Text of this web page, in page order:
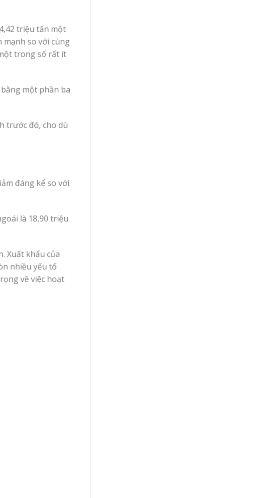
triệu tấn một
mạnh so với cùng
trong số rất ít
một phần ba
trước đó, cho dù
đáng kể so với
là 18,90 triệu
Xuất khẩu của
nhiều yếu tố
về việc hoạt